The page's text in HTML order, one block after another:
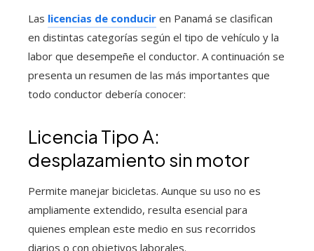
Las licencias de conducir en Panamá se clasifican
en distintas categorías según el tipo de vehículo y la
labor que desempeñe el conductor. A continuación se
presenta un resumen de las más importantes que
todo conductor debería conocer:
Licencia Tipo A:
desplazamiento sin motor
Permite manejar bicicletas. Aunque su uso no es
ampliamente extendido, resulta esencial para
quienes emplean este medio en sus recorridos
diarios o con objetivos laborales.